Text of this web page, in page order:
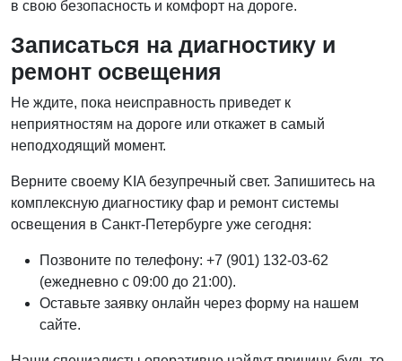
в свою безопасность и комфорт на дороге.
Записаться на диагностику и
ремонт освещения
Не ждите, пока неисправность приведет к
неприятностям на дороге или откажет в самый
неподходящий момент.
Верните своему KIA безупречный свет. Запишитесь на
комплексную диагностику фар и ремонт системы
освещения в Санкт-Петербурге уже сегодня:
Позвоните по телефону: +7 (901) 132-03-62
(ежедневно с 09:00 до 21:00).
Оставьте заявку онлайн через форму на нашем
сайте.